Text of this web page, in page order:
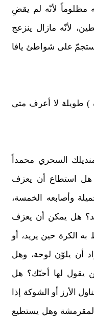
مظلوماً لأنّه لم يقضِ
لأنّه مازال ينزعج
على شواطئ يافا
) طويلة لا أعرف متى
السحري محمداً
هل استطاع أن يعزف
وأصابعه الخمسة،
هل يمكن أن يعزف
الكرة حين يريد، أو
أن يلوّن لوحة، وهل
يقول لها أحبّك؟ هل
الأرز أو الشوكة إذا
وهل يستطيع